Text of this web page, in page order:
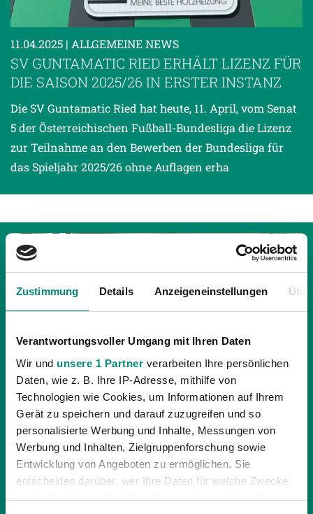
Zustimmung Details Anzeigeneinstellungen
Verantwortungsvoller Umgang mit Ihren Daten
Wir und unsere 1 Partner verarbeiten Ihre persönlichen
Daten, wie z. B. Ihre IP-Adresse, mithilfe von
Technologien wie Cookies, um Informationen auf Ihrem
Gerät zu speichern und darauf zuzugreifen und so
personalisierte Werbung und Inhalte, Messungen von
Werbung und Inhalten, Zielgruppenforschung sowie
Entwicklung von Angeboten zu ermöglichen. Sie
entscheiden darüber, wer Ihre Daten für welche Zwecke
nutzt. Sie können Ihre Einwilligung jederzeit über die
11.04.2025 | ALLGEMEINE NEWS
SV GUNTAMATIC RIED ERHÄLT LIZENZ FÜR
DIE SAISON 2025/26 IN ERSTER INSTANZ
Die SV Guntamatic Ried hat heute, 11. April, vom Senat
5 der Österreichischen Fußball-Bundesliga die Lizenz
zur Teilnahme an den Bewerben der Bundesliga für
das Spieljahr 2025/26 ohne Auflagen erha
09.04.2025| ALLGEMEINE NEWS
SCHWARZ AUF GRÜN MIT BJÖRN
ASSMANN